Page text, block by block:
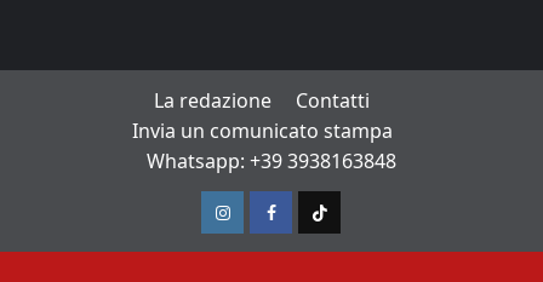
La redazione
Contatti
Invia un comunicato stampa
Whatsapp: +39 3938163848
InstagramFacebook
TikTok